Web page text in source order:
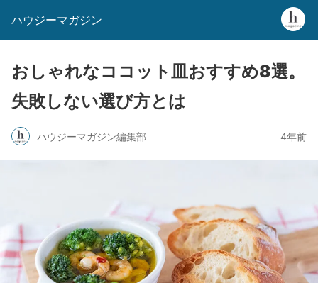
ハウジーマガジン
おしゃれなココット皿おすすめ8選。
失敗しない選び方とは
ハウジーマガジン編集部 4年前